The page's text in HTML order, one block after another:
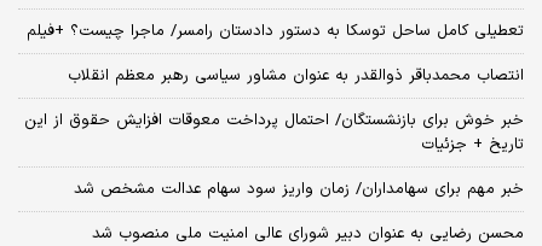
تعطیلی کامل ساحل توسکا به دستور دادستان رامسر/ ماجرا چیست؟ +فیلم
انتصاب محمدباقر ذوالقدر به عنوان مشاور سیاسی رهبر معظم انقلاب
خبر خوش برای بازنشستگان/ احتمال پرداخت معوقات افزایش حقوق از این
تاریخ + جزئیات
خبر مهم برای سهامداران/ زمان واریز سود سهام عدالت مشخص شد
محسن رضایی به عنوان دبیر شورای عالی امنیت ملی منصوب شد